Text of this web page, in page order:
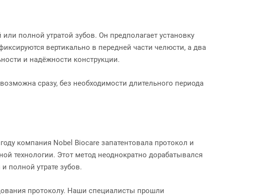
полной утратой зубов. Он предполагает установку
вертикально в передней части челюсти, а два
и надёжности конструкции.
сразу, без необходимости длительного периода
компания Nobel Biocare запатентовала протокол и
технологии. Этот метод неоднократно дорабатывался
полной утрате зубов.
протоколу. Наши специалисты прошли